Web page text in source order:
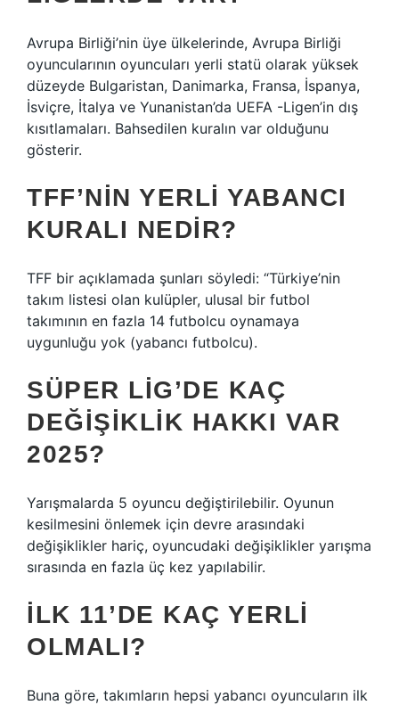
Avrupa Birliği’nin üye ülkelerinde, Avrupa Birliği
oyuncularının oyuncuları yerli statü olarak yüksek
düzeyde Bulgaristan, Danimarka, Fransa, İspanya,
İsviçre, İtalya ve Yunanistan’da UEFA -Ligen’in dış
kısıtlamaları. Bahsedilen kuralın var olduğunu
gösterir.
TFF’NIN YERLI YABANCI
KURALI NEDIR?
TFF bir açıklamada şunları söyledi: “Türkiye’nin
takım listesi olan kulüpler, ulusal bir futbol
takımının en fazla 14 futbolcu oynamaya
uygunluğu yok (yabancı futbolcu).
SÜPER LIG’DE KAÇ
DEĞIŞIKLIK HAKKI VAR
2025?
Yarışmalarda 5 oyuncu değiştirilebilir. Oyunun
kesilmesini önlemek için devre arasındaki
değişiklikler hariç, oyuncudaki değişiklikler yarışma
sırasında en fazla üç kez yapılabilir.
İLK 11’DE KAÇ YERLI
OLMALI?
Buna göre, takımların hepsi yabancı oyuncuların ilk